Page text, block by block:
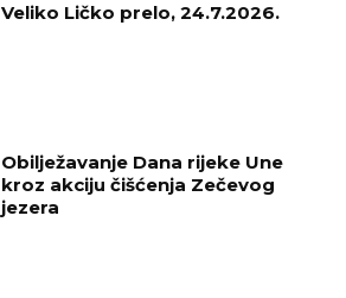
Veliko Ličko prelo, 24.7.2026.
Obilježavanje Dana rijeke Une
kroz akciju čišćenja Zečevog
jezera